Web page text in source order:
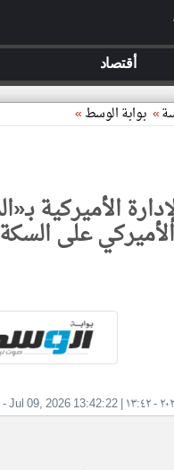
» بوابة الوسط»
الأميركية
على
|
Jul 09, 2026 13:42:22
-
أقتصاد